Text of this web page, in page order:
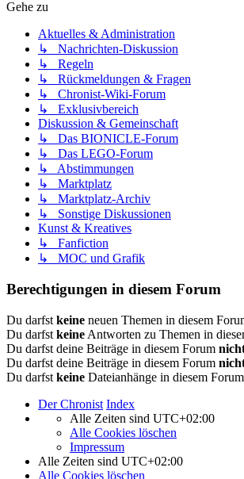
Gehe zu
Aktuelles & Administration
↳ Nachrichten-Diskussion
↳ Regeln
↳ Rückmeldungen & Fragen
↳ Chronist-Wiki-Forum
↳ Exklusivbereich
Diskussion & Gemeinschaft
↳ Das BIONICLE-Forum
↳ Das LEGO-Forum
↳ Abstimmungen
↳ Marktplatz
↳ Marktplatz-Archiv
↳ Sonstige Diskussionen
Kunst & Kreatives
↳ Fanfiction
↳ MOC und Grafik
Berechtigungen in diesem Forum
Du darfst keine neuen Themen in diesem
Du darfst keine Antworten zu Themen in
Du darfst deine Beiträge in diesem Forum
Du darfst deine Beiträge in diesem Forum
Du darfst keine Dateianhänge in diesem
Der Chronist Index
Alle Zeiten sind UTC+02:00
Alle Cookies löschen
Impressum
Alle Zeiten sind UTC+02:00
Alle Cookies löschen